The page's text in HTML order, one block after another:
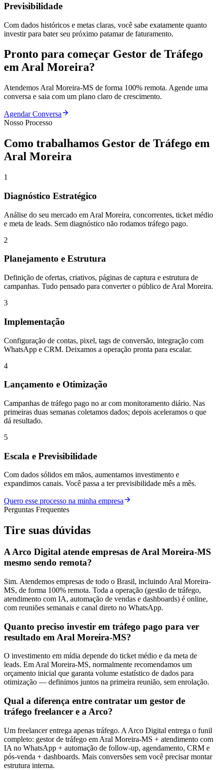
Previsibilidade
Com dados históricos e metas claras, você sabe exatamente quanto
investir para bater seu próximo patamar de faturamento.
Pronto para começar Gestor de Tráfego
emAral Moreira?
Atendemos Aral Moreira-MS de forma 100% remota. Agende uma
conversa e saia com um plano claro de crescimento.
Agendar Conversa
Nosso Processo
Como trabalhamos Gestor de Tráfego em
Aral Moreira
1
Diagnóstico Estratégico
Análise do seu mercado em Aral Moreira, concorrentes, ticket médio
e meta de leads. Sem diagnóstico não rodamos tráfego pago.
2
Planejamento e Estrutura
Definição de ofertas, criativos, páginas de captura e estrutura de
campanhas. Tudo pensado para converter o público de Aral Moreira.
3
Implementação
Configuração de contas, pixel, tags de conversão, integração com
WhatsApp e CRM. Deixamos a operação pronta para escalar.
4
Lançamento e Otimização
Campanhas de tráfego pago no ar com monitoramento diário. Nas
primeiras duas semanas coletamos dados; depois aceleramos o que
dá resultado.
5
Escala e Previsibilidade
Com dados sólidos em mãos, aumentamos investimento e
expandimos canais. Você passa a ter previsibilidade mês a mês.
Quero esse processo na minha empresa
Perguntas Frequentes
Tire suas dúvidas
A Arco Digital atende empresas de Aral Moreira-MS
mesmo sendo remota?
Sim. Atendemos empresas de todo o Brasil, incluindo Aral Moreira-
MS, de forma 100% remota. Toda a operação (gestão de tráfego,
atendimento com IA, automação de vendas e dashboards) é online,
com reuniões semanais e canal direto no WhatsApp.
Quanto preciso investir em tráfego pago para ver
resultado em Aral Moreira-MS?
O investimento em mídia depende do ticket médio e da meta de
leads. Em Aral Moreira-MS, normalmente recomendamos um
orçamento inicial que garanta volume estatístico de dados para
otimização — definimos juntos na primeira reunião, sem enrolação.
Qual a diferença entre contratar um gestor de
tráfego freelancer e a Arco?
Um freelancer entrega apenas tráfego. A Arco Digital entrega o funil
completo: gestor de tráfego em Aral Moreira-MS + atendimento com
IA no WhatsApp + automação de follow-up, agendamento, CRM e
pós-venda + dashboards. Mais conversões sem você precisar montar
estrutura interna.